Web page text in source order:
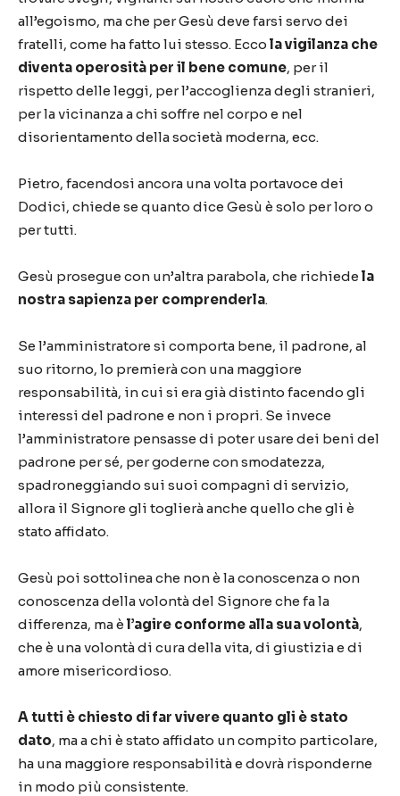
all’egoismo, ma che per Gesù deve farsi servo dei
fratelli, come ha fatto lui stesso. Ecco la vigilanza che
diventa operosità per il bene comune, per il
rispetto delle leggi, per l’accoglienza degli stranieri,
per la vicinanza a chi soffre nel corpo e nel
disorientamento della società moderna, ecc.
Pietro, facendosi ancora una volta portavoce dei
Dodici, chiede se quanto dice Gesù è solo per loro o
per tutti.
Gesù prosegue con un’altra parabola, che richiede la
nostra sapienza per comprenderla.
Se l’amministratore si comporta bene, il padrone, al
suo ritorno, lo premierà con una maggiore
responsabilità, in cui si era già distinto facendo gli
interessi del padrone e non i propri. Se invece
l’amministratore pensasse di poter usare dei beni del
padrone per sé, per goderne con smodatezza,
spadroneggiando sui suoi compagni di servizio,
allora il Signore gli toglierà anche quello che gli è
stato affidato.
Gesù poi sottolinea che non è la conoscenza o non
conoscenza della volontà del Signore che fa la
differenza, ma è l’agire conforme alla sua volontà,
che è una volontà di cura della vita, di giustizia e di
amore misericordioso.
A tutti è chiesto di far vivere quanto gli è stato
dato, ma a chi è stato affidato un compito particolare,
ha una maggiore responsabilità e dovrà risponderne
in modo più consistente.